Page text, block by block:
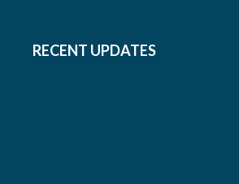
RECENT UPDATES